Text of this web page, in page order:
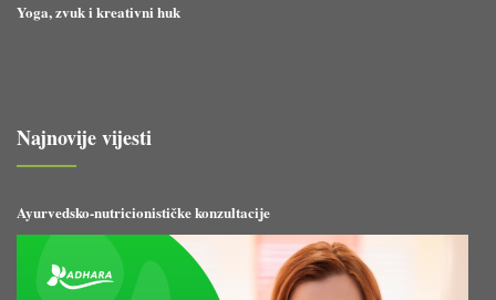
Yoga, zvuk i kreativni huk
Najnovije vijesti
Ayurvedsko-nutricionističke konzultacije